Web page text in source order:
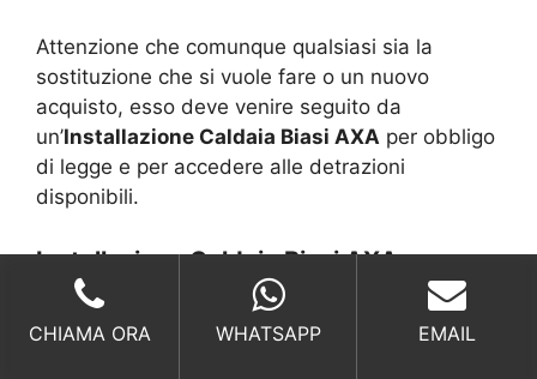
Attenzione che comunque qualsiasi sia la
sostituzione che si vuole fare o un nuovo
acquisto, esso deve venire seguito da
un’Installazione Caldaia Biasi AXA per obbligo
di legge e per accedere alle detrazioni
disponibili.
Installazione Caldaia Biasi AXA,
detrazioni e Superbonus, qual è la
differenza?
CHIAMA ORA WHATSAPP EMAIL